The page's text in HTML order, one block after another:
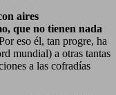
aires
que no tienen nada
eso él, tan progre, ha
mundial) a otras tantas
a las cofradías